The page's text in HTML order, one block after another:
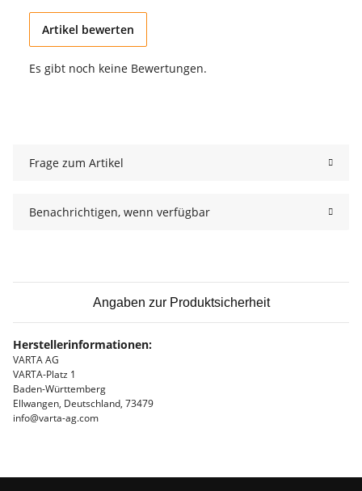
Artikel bewerten
Es gibt noch keine Bewertungen.
Frage zum Artikel
Benachrichtigen, wenn verfügbar
Angaben zur Produktsicherheit
Herstellerinformationen:
VARTA AG
VARTA-Platz 1
Baden-Württemberg
Ellwangen, Deutschland, 73479
info@varta-ag.com